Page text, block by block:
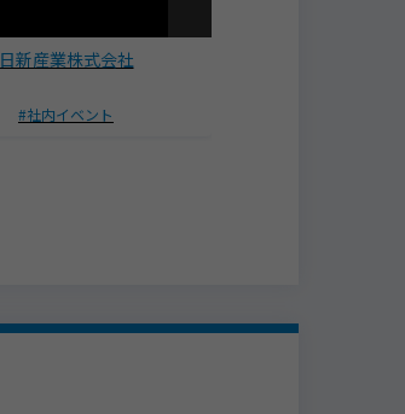
日新産業株式会社
社内イベント